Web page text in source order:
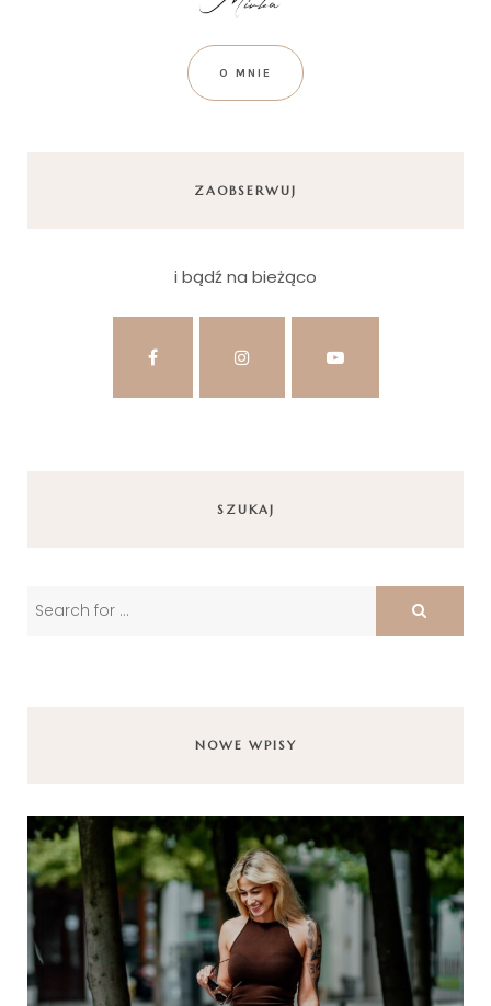
O MNIE
ZAOBSERWUJ
i bądź na bieżąco
SZUKAJ
NOWE WPISY